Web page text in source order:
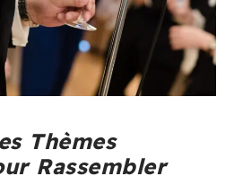
Thèmes
Rassembler